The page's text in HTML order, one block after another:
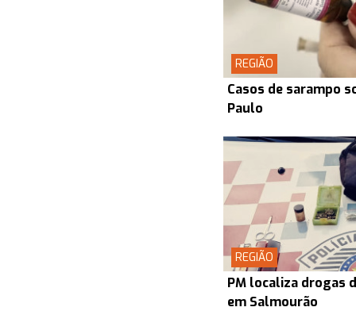
REGIÃO
Casos de sarampo
Paulo
REGIÃO
PM localiza drogas
em Salmourão